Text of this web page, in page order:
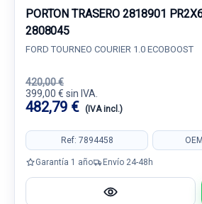
PORTON TRASERO 2818901
2808045
FORD TOURNEO COURIER 1.0 ECOBOOST
420,00 €
399,00 € sin IVA.
482,79 € (IVA incl.)
Ref: 7894458
Garantía 1 año Envío 24-48h